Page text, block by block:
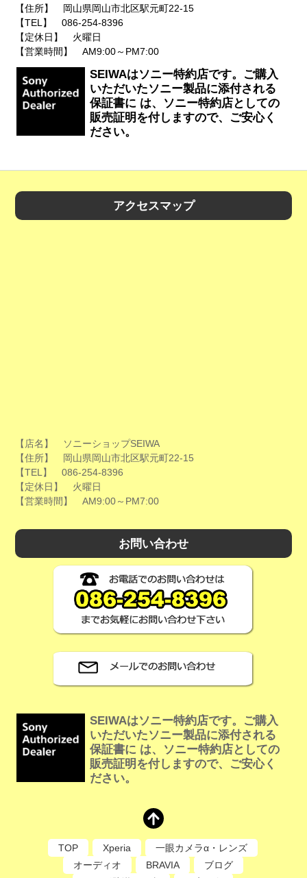
【住所】 岡山県岡山市北区駅元町22-15
【TEL】 086-254-8396
【定休日】 火曜日
【営業時間】 AM9:00～PM7:00
SEIWAはソニー特約店です。ご購入
いただいたソニー製品に添付される
保証書に は、ソニー特約店としての
販売証明を付しますので、ご安心く
ださい。
アクセスマップ
【店名】 ソニーショップSEIWA
【住所】 岡山県岡山市北区駅元町22-15
【TEL】 086-254-8396
【定休日】 火曜日
【営業時間】 AM9:00～PM7:00
お問い合わせ
SEIWAはソニー特約店です。ご購入
いただいたソニー製品に添付される
保証書に は、ソニー特約店としての
販売証明を付しますので、ご安心く
ださい。
TOP Xperia
一眼カメラα・レンズ
オーディオ
BRAVIA
ブログ